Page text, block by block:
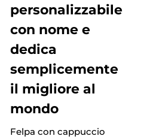
personalizzabile
con nome e
dedica
semplicemente
il migliore al
mondo
Felpa con cappuccio